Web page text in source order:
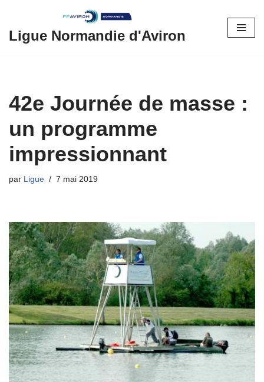
Aller
Ligue Normandie d'Aviron
42e Journée de masse :
un programme
impressionnant
par Ligue 7 mai 2019